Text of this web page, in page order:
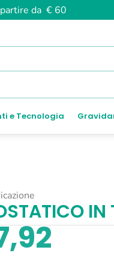
da € 60
e Tecnologia
IN